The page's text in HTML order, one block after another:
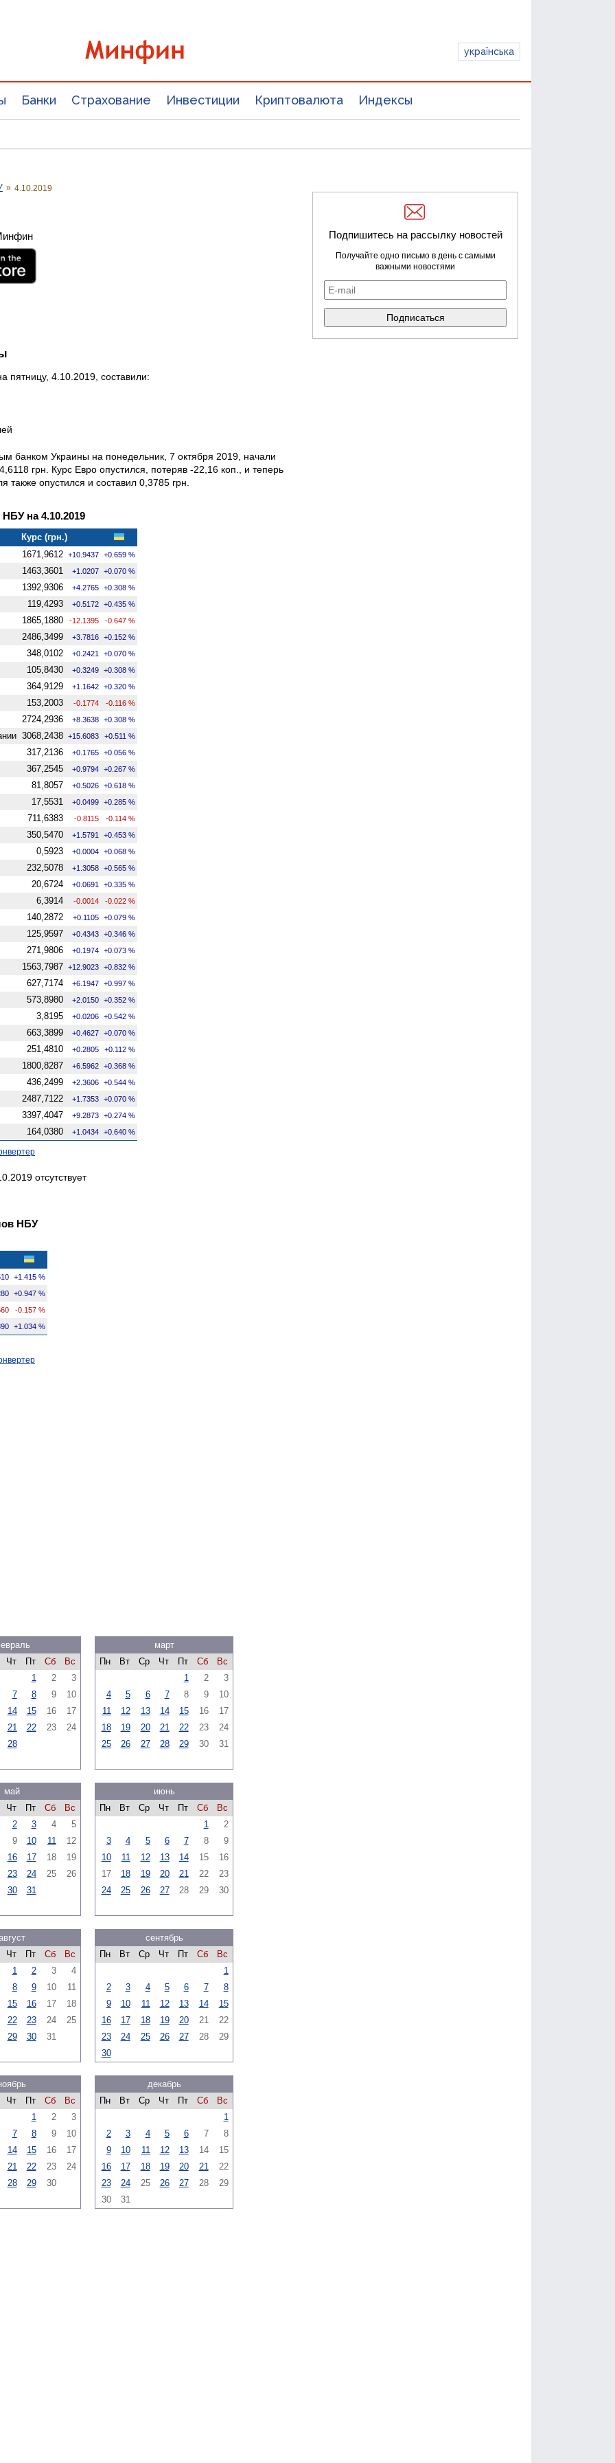
українська
Банки Страхование Инвестиции Криптовалюта Индексы
» 4.10.2019
пятницу, 4.10.2019, составили:
банком Украины на понедельник, 7 октября 2019, начали
грн. Курс Евро опустился, потеряв -22,16 коп., и теперь
также опустился и составил 0,3785 грн.
на 4.10.2019
Курс (грн.)
1671,9612 +10.9437 +0.659 %
1463,3601 +1.0207 +0.070 %
1392,9306 +4.2765 +0.308 %
119,4293 +0.5172 +0.435 %
1865,1880 -12.1395 -0.647 %
2486,3499 +3.7816 +0.152 %
348,0102 +0.2421 +0.070 %
105,8430 +0.3249 +0.308 %
364,9129 +1.1642 +0.320 %
153,2003 -0.1774 -0.116 %
2724,2936 +8.3638 +0.308 %
3068,2438 +15.6083 +0.511 %
317,2136 +0.1765 +0.056 %
367,2545 +0.9794 +0.267 %
81,8057 +0.5026 +0.618 %
17,5531 +0.0499 +0.285 %
711,6383 -0.8115 -0.114 %
350,5470 +1.5791 +0.453 %
0,5923 +0.0004 +0.068 %
232,5078 +1.3058 +0.565 %
20,6724 +0.0691 +0.335 %
6,3914 -0.0014 -0.022 %
140,2872 +0.1105 +0.079 %
125,9597 +0.4343 +0.346 %
271,9806 +0.1974 +0.073 %
1563,7987 +12.9023 +0.832 %
627,7174 +6.1947 +0.997 %
573,8980 +2.0150 +0.352 %
3,8195 +0.0206 +0.542 %
663,3899 +0.4627 +0.070 %
251,4810 +0.2805 +0.112 %
1800,8287 +6.5962 +0.368 %
436,2499 +2.3606 +0.544 %
2487,7122 +1.7353 +0.070 %
3397,4047 +9.2873 +0.274 %
164,0380 +1.0434 +0.640 %
отсутствует
НБУ
+1.415 %
+0.947 %
-0.157 %
+1.034 %
Чт
Пт Сб
Вс
1
2
3
7
8 9
10
14
15 16
17
21
22 23
24
28
март
Пн
Вт Ср Чт Пт Сб
Вс
1
2
3
4
5 6 7 8 9
10
11
12 13 14 15 16
17
18
19 20 21 22 23
24
25
26 27 28 29 30 31
май
Чт
Пт Сб
Вс
2
3 4
5
9
10 11
12
16
17 18
19
23
24 25
26
30
31
июнь
Пн
Вт Ср Чт Пт Сб
Вс
1
2
3
4 5 6 7 8
9
10
11 12 13 14 15
16
17
18 19 20 21 22
23
24
25 26 27 28 29 30
Чт
Пт Сб
Вс
1
2 3
4
8
9 10
11
15
16 17
18
22
23 24
25
29
30 31
сентябрь
Пн
Вт Ср Чт Пт Сб
Вс
1
2
3 4 5 6 7
8
9
10 11 12 13 14
15
16
17 18 19 20 21
22
23
24 25 26 27 28
29
30
Чт
Пт Сб
Вс
1
2
3
7
8 9
10
14
15 16
17
21
22 23
24
28
29 30
декабрь
Пн
Вт Ср Чт Пт Сб
Вс
1
2
3 4 5 6 7
8
9
10 11 12 13 14
15
16
17 18 19 20 21
22
23
24 25 26 27 28
29
30
31
Подпишитесь на рассылку новостей
Получайте одно письмо в день с самыми
важными новостями